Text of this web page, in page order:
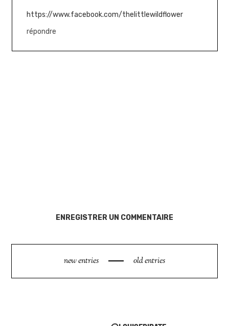
https://www.facebook.com/thelittlewildflower
répondre
ENREGISTRER UN COMMENTAIRE
new entries old entries